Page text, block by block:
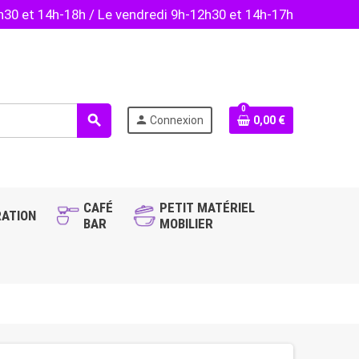
et 14h-18h / Le vendredi 9h-12h30 et 14h-17h
search person Connexion
0
0,00 €
CAFÉ
BAR
PETIT MATÉRIEL
MOBILIER